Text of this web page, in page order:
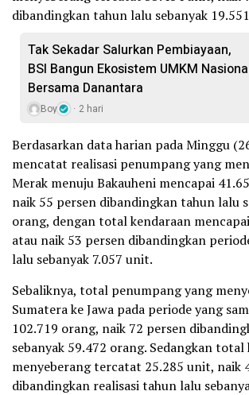
dibandingkan tahun lalu sebanyak
Tak Sekadar Salurkan Pembiayaan,
BSI Bangun Ekosistem UMKM
Bersama Danantara
Boy 2 hari
Berdasarkan data harian pada Minggu
mencatat realisasi penumpang yang
Merak menuju Bakauheni mencapai
naik 55 persen dibandingkan tahun lalu
orang, dengan total kendaraan
atau naik 53 persen dibandingkan
lalu sebanyak 7.057 unit.
Sebaliknya, total penumpang yang
Sumatera ke Jawa pada periode yang
102.719 orang, naik 72 persen
sebanyak 59.472 orang. Sedangkan
menyeberang tercatat 25.285 unit, naik
dibandingkan realisasi tahun lalu